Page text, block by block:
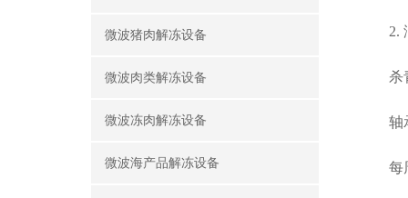
微波猪肉解冻设备
微波肉类解冻设备
微波冻肉解冻设备
微波海产品解冻设备
2. 润
杀青
轴承
每周